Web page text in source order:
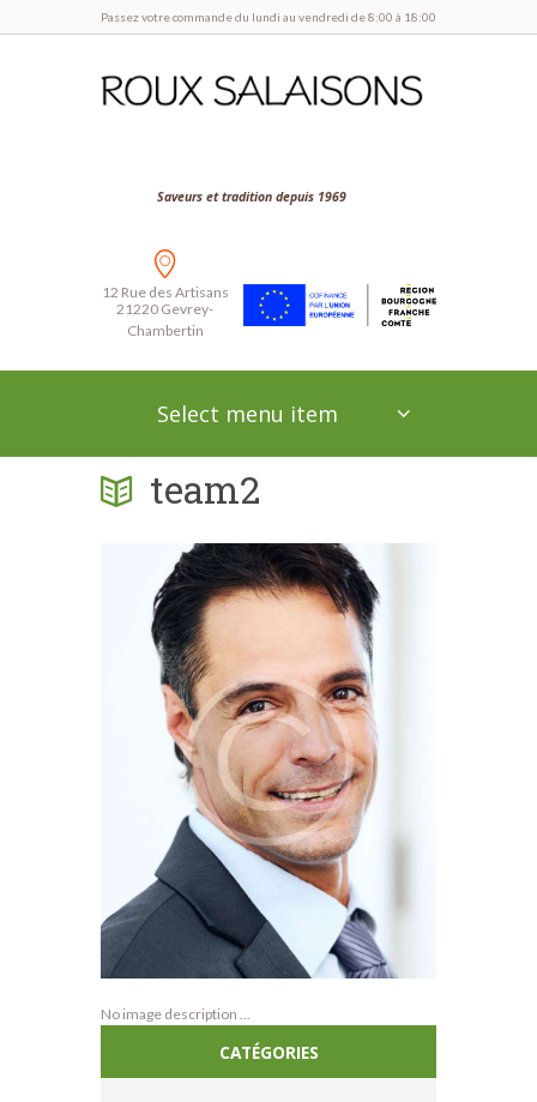
Passez votre commande du lundi au vendredi de 8:00 à 18:00
Saveurs et tradition depuis 1969
12 Rue des Artisans
21220 Gevrey-
Chambertin
Select menu item
team2
No image description ...
CATÉGORIES